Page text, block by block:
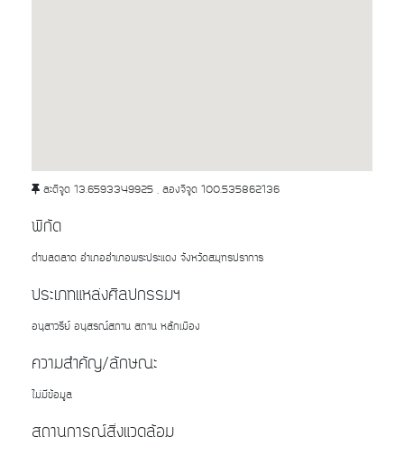
ละติจูด 13.6593349925 , ลองจิจูด 100.535862136
พิกัด
ตำบลตลาด อำเภออำเภอพระประแดง จังหวัดสมุทรปราการ
ประเภทแหล่งศิลปกรรมฯ
อนุสาวรีย์ อนุสรณ์สถาน สถาน หลักเมือง
ความสำคัญ/ลักษณะ
ไม่มีข้อมูล
สถานการณ์สิ่งแวดล้อม